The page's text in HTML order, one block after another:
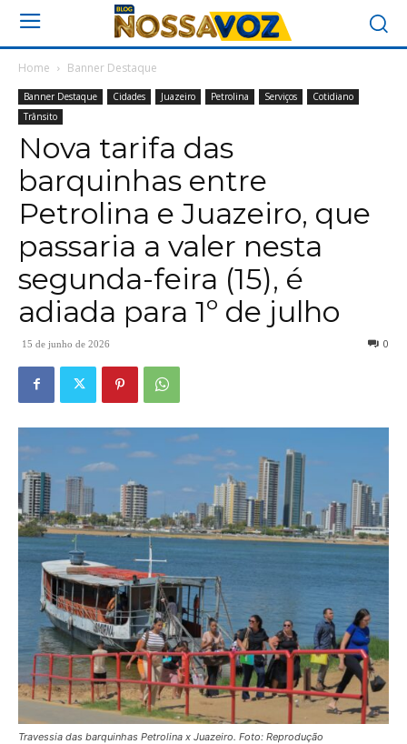
Home Banner Destaque
Banner Destaque Cidades Juazeiro Petrolina Serviços
Cotidiano
Trânsito
Nova tarifa das
barquinhas entre
Petrolina e Juazeiro, que
passaria a valer nesta
segunda-feira (15), é
adiada para 1º de julho
15 de junho de 2026 0
Travessia das barquinhas Petrolina x Juazeiro. Foto: Reprodução